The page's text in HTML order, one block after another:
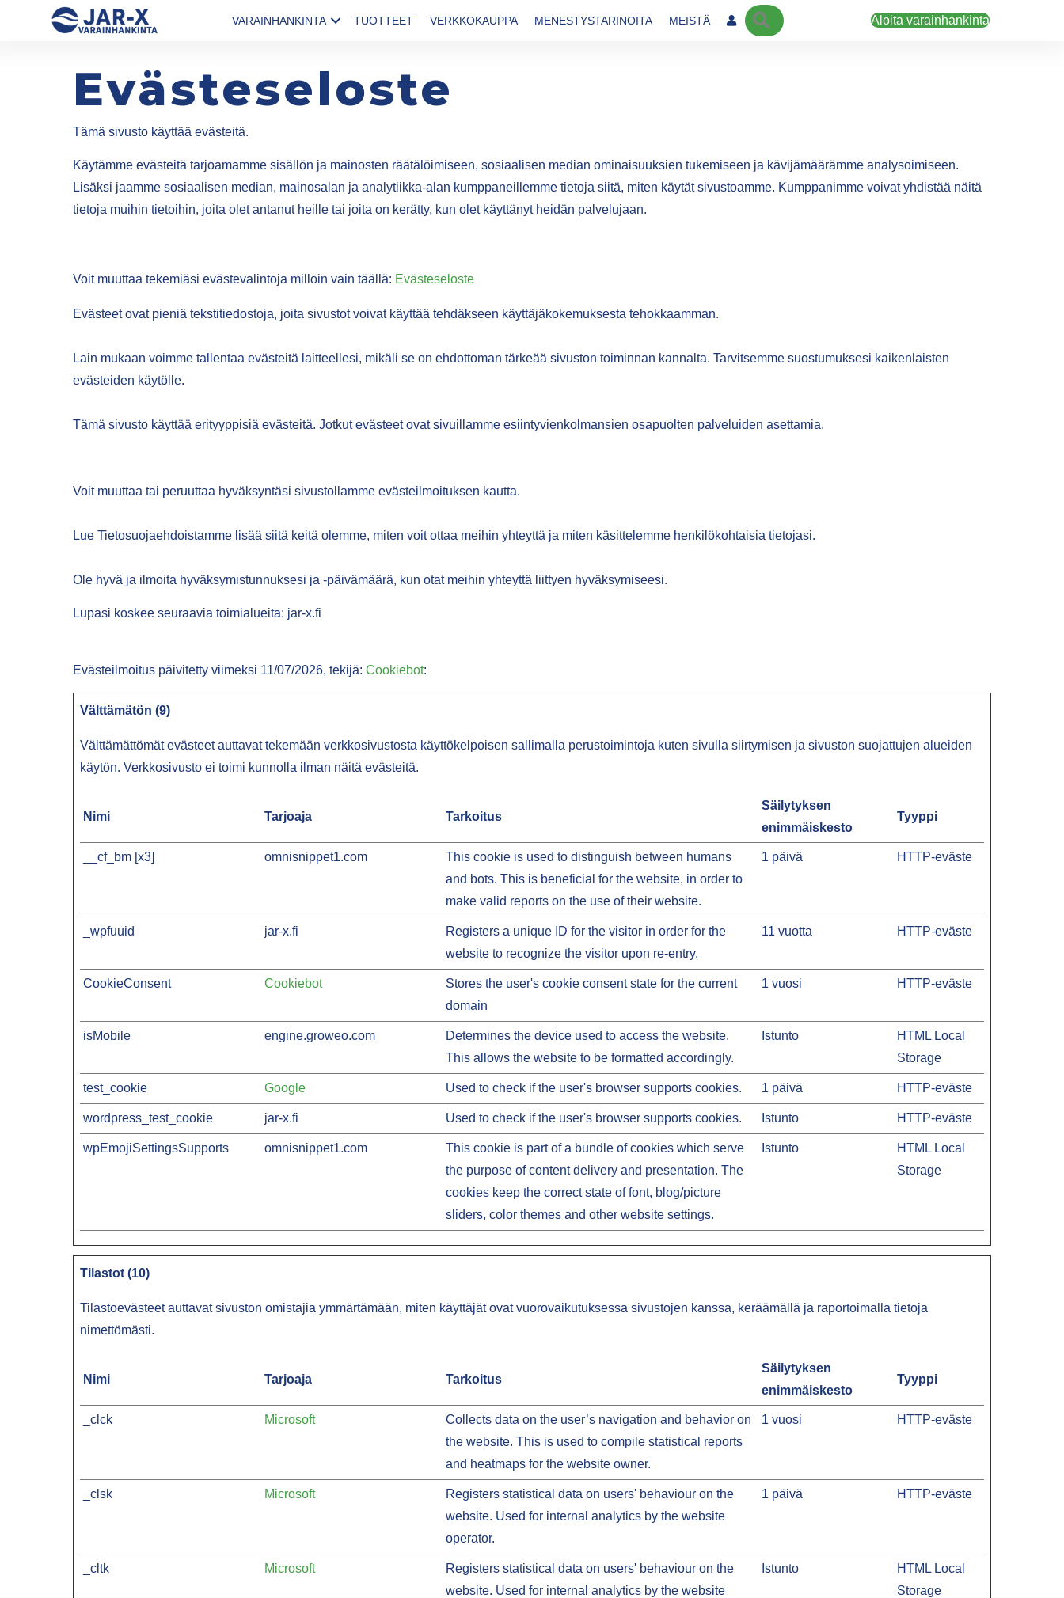
VARAINHANKINTA TUOTTEET VERKKOKAUPPA MENESTYSTARINOITA MEISTÄ Haku Aloita varainhankinta
Evästeseloste
Tämä sivusto käyttää evästeitä.
Käytämme evästeitä tarjoamamme sisällön ja mainosten räätälöimiseen, sosiaalisen median ominaisuuksien tukemiseen ja kävijämäärämme analysoimiseen.
Lisäksi jaamme sosiaalisen median, mainosalan ja analytiikka-alan kumppaneillemme tietoja siitä, miten käytät sivustoamme. Kumppanimme voivat yhdistää näitä
tietoja muihin tietoihin, joita olet antanut heille tai joita on kerätty, kun olet käyttänyt heidän palvelujaan.
Voit muuttaa tekemiäsi evästevalintoja milloin vain täällä: Evästeseloste
Evästeet ovat pieniä tekstitiedostoja, joita sivustot voivat käyttää tehdäkseen käyttäjäkokemuksesta tehokkaamman.
Lain mukaan voimme tallentaa evästeitä laitteellesi, mikäli se on ehdottoman tärkeää sivuston toiminnan kannalta. Tarvitsemme suostumuksesi kaikenlaisten
evästeiden käytölle.
Tämä sivusto käyttää erityyppisiä evästeitä. Jotkut evästeet ovat sivuillamme esiintyvienkolmansien osapuolten palveluiden asettamia.
Voit muuttaa tai peruuttaa hyväksyntäsi sivustollamme evästeilmoituksen kautta.
Lue Tietosuojaehdoistamme lisää siitä keitä olemme, miten voit ottaa meihin yhteyttä ja miten käsittelemme henkilökohtaisia tietojasi.
Ole hyvä ja ilmoita hyväksymistunnuksesi ja -päivämäärä, kun otat meihin yhteyttä liittyen hyväksymiseesi.
Lupasi koskee seuraavia toimialueita: jar-x.fi
Evästeilmoitus päivitetty viimeksi 11/07/2026, tekijä: Cookiebot:
Välttämätön (9)
Välttämättömät evästeet auttavat tekemään verkkosivustosta käyttökelpoisen sallimalla perustoimintoja kuten sivulla siirtymisen ja sivuston suojattujen alueiden
käytön. Verkkosivusto ei toimi kunnolla ilman näitä evästeitä.
Nimi Tarjoaja Tarkoitus
Säilytyksen
enimmäiskesto
Tyyppi
__cf_bm [x3] omnisnippet1.com
This cookie is used to distinguish between humans
and bots. This is beneficial for the website, in order to
make valid reports on the use of their website.
1 päivä HTTP-eväste
_wpfuuid jar-x.fi
Registers a unique ID for the visitor in order for the
website to recognize the visitor upon re-entry.
11 vuotta HTTP-eväste
CookieConsent Cookiebot
Stores the user's cookie consent state for the current
domain
1 vuosi HTTP-eväste
isMobile engine.groweo.com
Determines the device used to access the website.
This allows the website to be formatted accordingly.
Istunto
HTML Local
Storage
test_cookie Google Used to check if the user's browser supports cookies. 1 päivä HTTP-eväste
wordpress_test_cookie jar-x.fi Used to check if the user's browser supports cookies. Istunto HTTP-eväste
wpEmojiSettingsSupports omnisnippet1.com
This cookie is part of a bundle of cookies which serve
the purpose of content delivery and presentation. The
cookies keep the correct state of font, blog/picture
sliders, color themes and other website settings.
Istunto
HTML Local
Storage
Tilastot (10)
Tilastoevästeet auttavat sivuston omistajia ymmärtämään, miten käyttäjät ovat vuorovaikutuksessa sivustojen kanssa, keräämällä ja raportoimalla tietoja
nimettömästi.
Nimi Tarjoaja Tarkoitus
Säilytyksen
enimmäiskesto
Tyyppi
_clck Microsoft
Collects data on the user’s navigation and behavior on
the website. This is used to compile statistical reports
and heatmaps for the website owner.
1 vuosi HTTP-eväste
_clsk Microsoft
Registers statistical data on users' behaviour on the
website. Used for internal analytics by the website
operator.
1 päivä HTTP-eväste
_cltk Microsoft
Registers statistical data on users' behaviour on the
website. Used for internal analytics by the website
Istunto
HTML Local
Storage